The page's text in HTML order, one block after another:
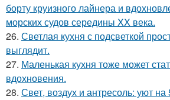
борту круизного лайнера и
морских судов середины XX века.
26. Светлая кухня с подсветкой
выглядит.
27. Маленькая кухня тоже может
вдохновения.
28. Свет, воздух и антресоль: уют на